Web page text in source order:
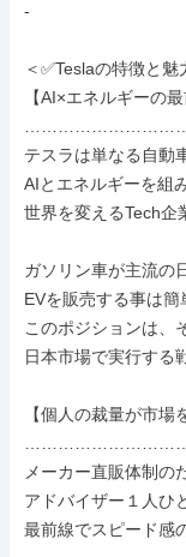
-
＜✅Teslaの特徴と魅
【AI×エネルギーの最
テスラは単なる自動
AIとエネルギーを組
世界を変えるTech企
ガソリン車が主流の
EVを販売する事は簡
このポジションは、
日本市場で実行する
【個人の裁量が市場
メーカー直販体制の
アドバイザー１人ひ
最前線でスピード感